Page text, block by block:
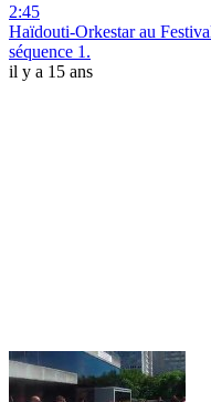
2:45
Haïdouti-Orkestar au
séquence 1.
il y a 15 ans